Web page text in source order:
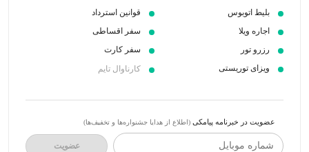
بلیط اتوبوس
اجاره ویلا
رزرو تور
ویزای توریستی
قوانین استرداد
سفر اقساطی
سفر کارت
کارناوال تایم
عضویت در خبرنامه پیامکی (اطلاع از هدایا جشنواره‌ها و تخفیف‌ها)
شماره موبایل عضویت